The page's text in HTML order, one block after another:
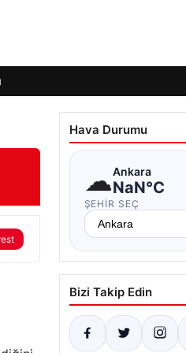
Hava Durumu
☁Ankara
NaN°C
ŞEHIR SEÇ
Bizi Takip Edin